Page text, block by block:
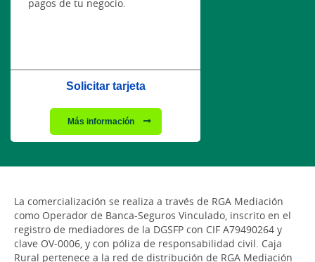
pagos de tu negocio.
Solicitar tarjeta
Más información
La comercialización se realiza a través de RGA Mediación
como Operador de Banca-Seguros Vinculado, inscrito en el
registro de mediadores de la DGSFP con CIF A79490264 y
clave OV-0006, y con póliza de responsabilidad civil. Caja
Rural pertenece a la red de distribución de RGA Mediación